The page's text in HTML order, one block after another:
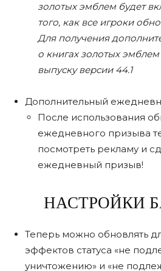
золотых эмблем будет
того, как все игроки
Для получения
о книгах золотых
выпуску версии 44.1
Дополнительный
После использования
ежедневного призыва
посмотреть рекламу и
ежедневный призыв!
НАСТРОЙКИ
Теперь можно обновлять
эффектов статуса «не
уничтожению» и «не